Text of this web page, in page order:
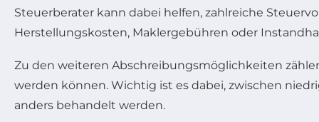
Steuerberater kann dabei helfen, zahlreiche
Herstellungskosten, Maklergebühren oder
Zu den weiteren Abschreibungsmöglichkeiten
werden können. Wichtig ist es dabei, zwischen
anders behandelt werden.